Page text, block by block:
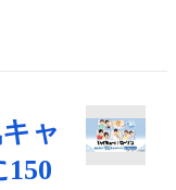
ャ